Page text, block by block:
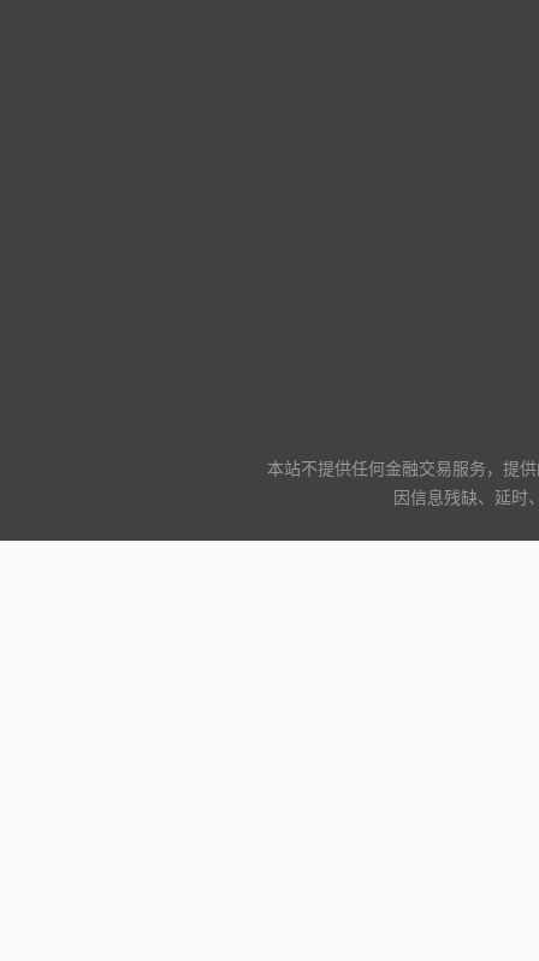
本站不提供任何金融交易服务，提
因信息残缺、延时